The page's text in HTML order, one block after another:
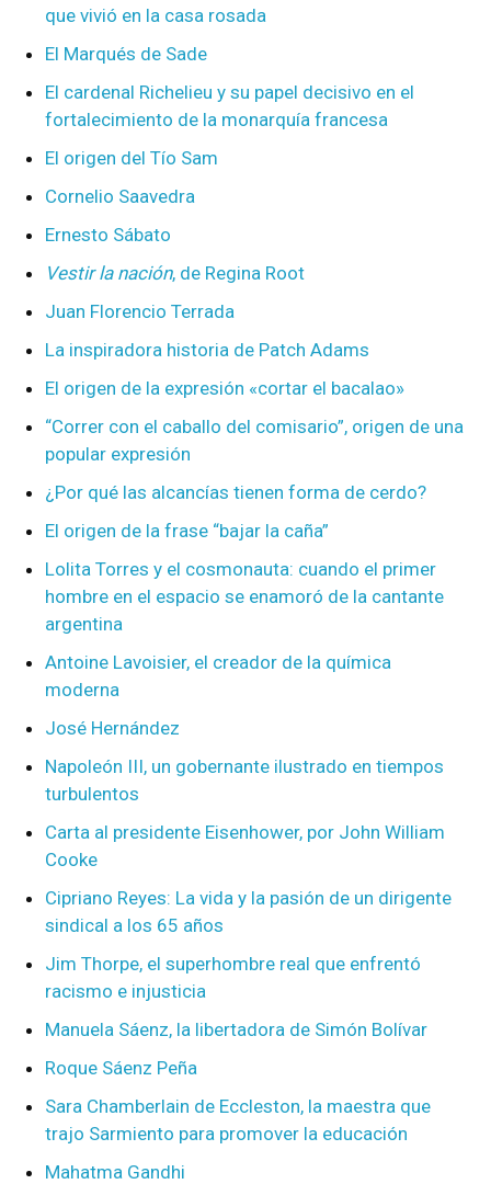
que vivió en la casa rosada
El Marqués de Sade
El cardenal Richelieu y su papel decisivo en el
fortalecimiento de la monarquía francesa
El origen del Tío Sam
Cornelio Saavedra
Ernesto Sábato
Vestir la nación, de Regina Root
Juan Florencio Terrada
La inspiradora historia de Patch Adams
El origen de la expresión «cortar el bacalao»
“Correr con el caballo del comisario”, origen de una
popular expresión
¿Por qué las alcancías tienen forma de cerdo?
El origen de la frase “bajar la caña”
Lolita Torres y el cosmonauta: cuando el primer
hombre en el espacio se enamoró de la cantante
argentina
Antoine Lavoisier, el creador de la química
moderna
José Hernández
Napoleón III, un gobernante ilustrado en tiempos
turbulentos
Carta al presidente Eisenhower, por John William
Cooke
Cipriano Reyes: La vida y la pasión de un dirigente
sindical a los 65 años
Jim Thorpe, el superhombre real que enfrentó
racismo e injusticia
Manuela Sáenz, la libertadora de Simón Bolívar
Roque Sáenz Peña
Sara Chamberlain de Eccleston, la maestra que
trajo Sarmiento para promover la educación
Mahatma Gandhi